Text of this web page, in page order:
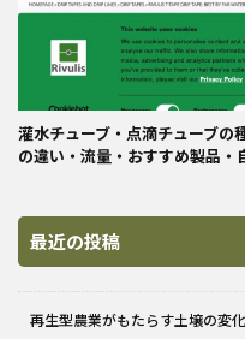
灌水チューブ・点滴チューブ
の違い・流量・おすすめ製品・
最近の投稿
再生型農業がもたらす土壌の変